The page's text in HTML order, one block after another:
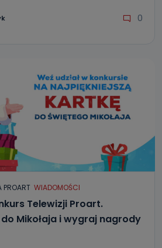
0
PROART WIADOMOŚCI
Telewizji Proart.
Mikołaja i wygraj nagrody